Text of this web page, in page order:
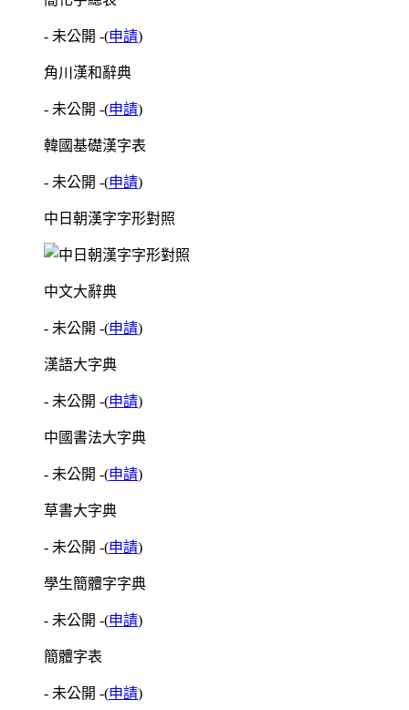
- 未公開 -(申請)
角川漢和辭典
- 未公開 -(申請)
韓國基礎漢字表
- 未公開 -(申請)
中日朝漢字字形對照
中文大辭典
- 未公開 -(申請)
漢語大字典
- 未公開 -(申請)
中國書法大字典
- 未公開 -(申請)
草書大字典
- 未公開 -(申請)
學生簡體字字典
- 未公開 -(申請)
簡體字表
- 未公開 -(申請)